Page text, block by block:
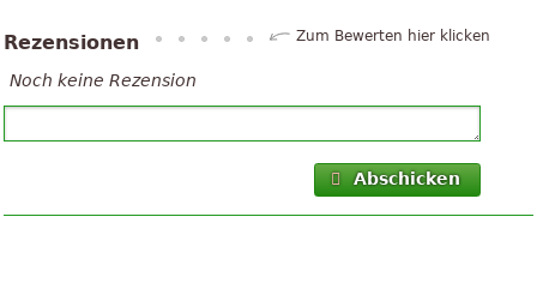
Rezensionen Zum Bewerten hier klicken
Noch keine Rezension
Abschicken